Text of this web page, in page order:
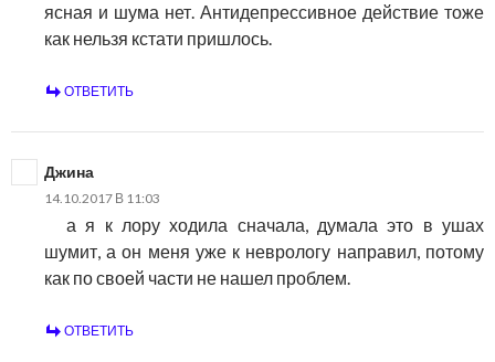
ясная и шума нет. Антидепрессивное действие тоже
как нельзя кстати пришлось.
ОТВЕТИТЬ
Джина
14.10.2017 В 11:03
а я к лору ходила сначала, думала это в ушах
шумит, а он меня уже к неврологу направил, потому
как по своей части не нашел проблем.
ОТВЕТИТЬ